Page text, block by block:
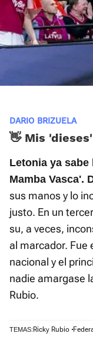
DARIO BRIZUELA
👋 Mis 'dieses'
Letonia ya
Mamba Vasca'.
sus manos y lo
justo. En un
su, a veces,
al marcador. Fue
nacional y el
nadie amargase
Rubio.
TEMAS: Ricky Rubio